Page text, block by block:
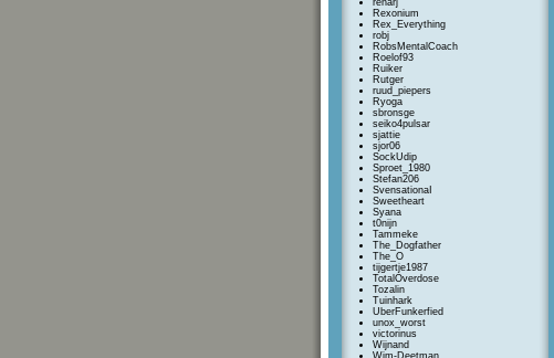
renarj
Rexonium
Rex_Everything
robj
RobsMentalCoach
Roelof93
Ruiker
Rutger
ruud_piepers
Ryoga
sbronsge
seiko4pulsar
sjattie
sjor06
SockUdip
Sproet_1980
Stefan206
SvensationaI
Sweetheart
Syana
t0nijn
Tammeke
The_Dogfather
The_O
tijgertje1987
TotalOverdose
Tozalin
Tuinhark
UberFunkerfied
unox_worst
victorinus
Wijnand
Wim-Deetman